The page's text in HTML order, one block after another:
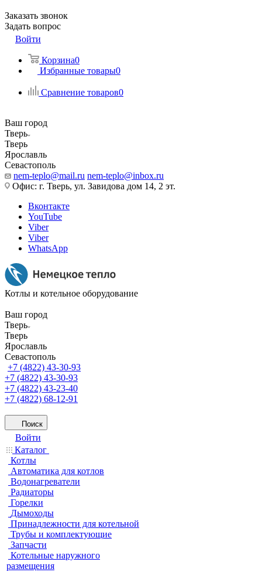
Заказать звонок
Задать вопрос
Войти
Корзина0
Избранные товары0
Сравнение товаров0
Ваш город
Тверь
Тверь
Ярославль
Севастополь
nem-teplo@mail.ru nem-teplo@inbox.ru
Офис: г. Тверь, ул. Завидова дом 14, 2 эт.
Вконтакте
YouTube
Viber
Viber
WhatsApp
Котлы и котельное оборудование
Ваш город
Тверь
Тверь
Ярославль
Севастополь
+7 (4822) 43-30-93
+7 (4822) 43-30-93
+7 (4822) 43-23-40
+7 (4822) 68-12-91
Поиск
Войти
Каталог
Котлы
Автоматика для котлов
Водонагреватели
Радиаторы
Горелки
Дымоходы
Принадлежности для котельной
Трубы и комплектующие
Запчасти
Котельные наружного
размещения